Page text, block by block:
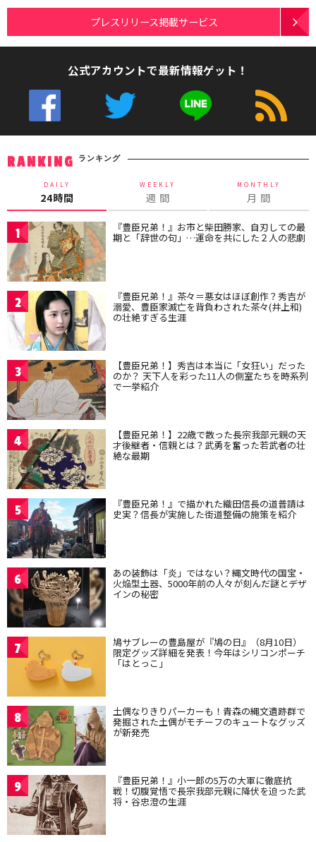
プレスリリース掲載サービス
公式アカウントで最新情報ゲット！
RANKING ランキング
DAILY
24時間
WEEKLY
週 間
MONTHLY
月 間
1 『豊臣兄弟！』お市と柴田勝家、自刃しての最
期と「辞世の句」…運命を共にした２人の悲劇
2 『豊臣兄弟！』茶々＝悪女はほぼ創作？秀吉が
溺愛、豊臣家滅亡を背負わされた茶々(井上和)
の壮絶すぎる生涯
3 【豊臣兄弟！】秀吉は本当に「女狂い」だった
のか？ 天下人を彩った11人の側室たちを時系列
で一挙紹介
4 【豊臣兄弟！】22歳で散った長宗我部元親の天
才後継者・信親とは？武勇を奮った若武者の壮
絶な最期
5 『豊臣兄弟！』で描かれた織田信長の道普請は
史実？信長が実施した街道整備の施策を紹介
6 あの装飾は「炎」ではない？縄文時代の国宝・
火焔型土器、5000年前の人々が刻んだ謎とデザ
インの秘密
7 鳩サブレーの豊島屋が『鳩の日』（8月10日）
限定グッズ詳細を発表！今年はシリコンポーチ
「はとっこ」
8 土偶なりきりパーカーも！青森の縄文遺跡群で
発掘された土偶がモチーフのキュートなグッズ
が新発売
9 『豊臣兄弟！』小一郎の5万の大軍に徹底抗
戦！切腹覚悟で長宗我部元親に降伏を迫った武
将・谷忠澄の生涯